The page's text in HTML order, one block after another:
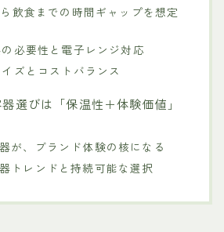
飲食までの時間ギャップを想定
必要性と電子レンジ対応
ズとコストバランス
選びは「保温性＋体験価値」
が、ブランド体験の核になる
トレンドと持続可能な選択